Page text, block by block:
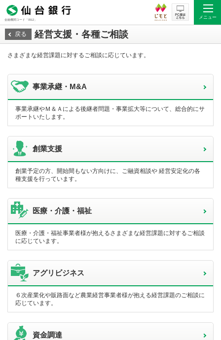
金融機関コード「0512」
メニュー
戻る 経営支援・各種ご相談
さまざまな経営課題に対するご相談に応じています。
事業承継・M&A
事業承継やＭ＆Ａによる後継者問題・事業拡大等について、総合的にサ
ポートいたします。
創業支援
創業予定の方、開始間もない方向けに、ご融資相談や 経営安定化の各
種支援を行っています。
医療・介護・福祉
医療・介護・福祉事業者様が抱えるさまざまな経営課題に対するご相談
に応じています。
アグリビジネス
６次産業化や販路面など農業経営事業者様が抱える経営課題のご相談に
応じています。
資金調達